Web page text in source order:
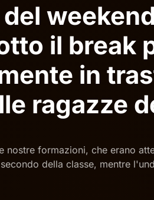
il break
in
ragazze
nostre formazioni, che erano
della classe, mentre